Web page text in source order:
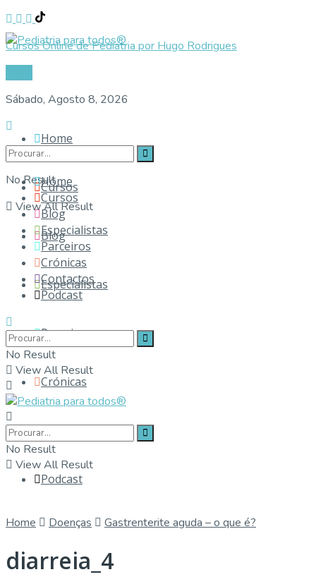
Cursos Online de Pediatria por Hugo Rodrigues
Sábado, Agosto 8, 2026
No Result
View All Result
Home
Cursos
Blog
Especialistas
Parceiros
Crónicas
Contactos
Podcast
Home
Cursos
Blog
Especialistas
Parceiros
Crónicas
Contactos
Podcast
No Result
View All Result
No Result
View All Result
Home Doenças Gastrenterite aguda – o que é?
diarreia_4